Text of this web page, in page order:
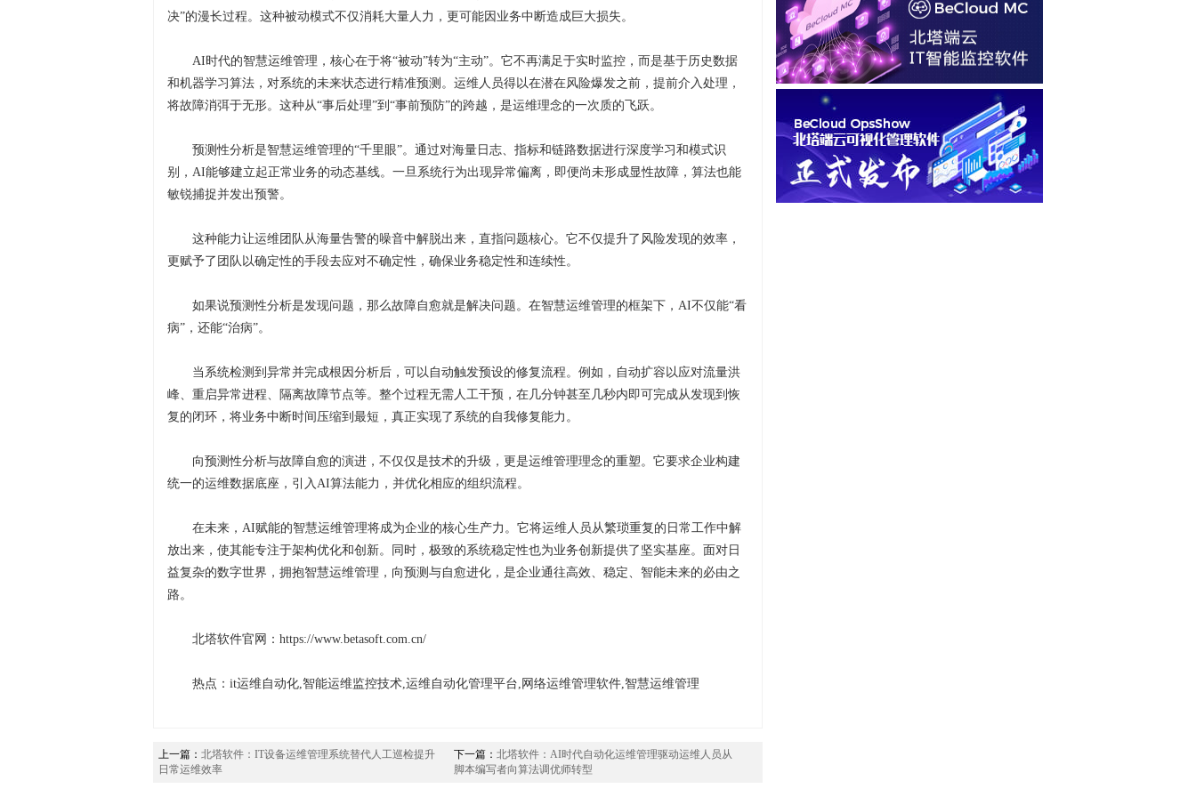
决”的漫长过程。这种被动模式不仅消耗大量人力，更可能因业务中断造成巨大损失。
AI时代的智慧运维管理，核心在于将“被动”转为“主动”。它不再满足于实时监控，而是基于历史数据
和机器学习算法，对系统的未来状态进行精准预测。运维人员得以在潜在风险爆发之前，提前介入处理，
将故障消弭于无形。这种从“事后处理”到“事前预防”的跨越，是运维理念的一次质的飞跃。
预测性分析是智慧运维管理的“千里眼”。通过对海量日志、指标和链路数据进行深度学习和模式识
别，AI能够建立起正常业务的动态基线。一旦系统行为出现异常偏离，即便尚未形成显性故障，算法也能
敏锐捕捉并发出预警。
这种能力让运维团队从海量告警的噪音中解脱出来，直指问题核心。它不仅提升了风险发现的效率，
更赋予了团队以确定性的手段去应对不确定性，确保业务稳定性和连续性。
如果说预测性分析是发现问题，那么故障自愈就是解决问题。在智慧运维管理的框架下，AI不仅能“看
病”，还能“治病”。
当系统检测到异常并完成根因分析后，可以自动触发预设的修复流程。例如，自动扩容以应对流量洪
峰、重启异常进程、隔离故障节点等。整个过程无需人工干预，在几分钟甚至几秒内即可完成从发现到恢
复的闭环，将业务中断时间压缩到最短，真正实现了系统的自我修复能力。
向预测性分析与故障自愈的演进，不仅仅是技术的升级，更是运维管理理念的重塑。它要求企业构建
统一的运维数据底座，引入AI算法能力，并优化相应的组织流程。
在未来，AI赋能的智慧运维管理将成为企业的核心生产力。它将运维人员从繁琐重复的日常工作中解
放出来，使其能专注于架构优化和创新。同时，极致的系统稳定性也为业务创新提供了坚实基座。面对日
益复杂的数字世界，拥抱智慧运维管理，向预测与自愈进化，是企业通往高效、稳定、智能未来的必由之
路。
北塔软件官网：https://www.betasoft.com.cn/
热点：it运维自动化,智能运维监控技术,运维自动化管理平台,网络运维管理软件,智慧运维管理
上一篇： 北塔软件：IT设备运维管理系统替代人工巡检提升
日常运维效率
下一篇： 北塔软件：AI时代自动化运维管理驱动运维人员从
脚本编写者向算法调优师转型